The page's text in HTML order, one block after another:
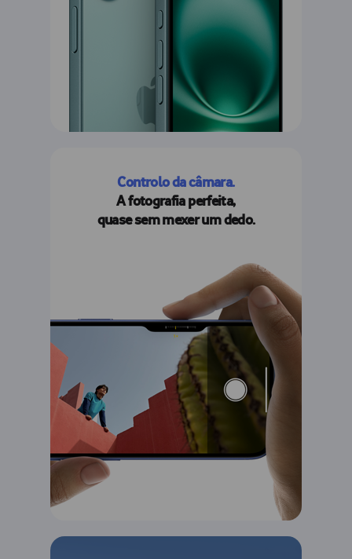
Controlo da câmara.
A fotografia perfeita,
quase sem mexer um dedo.